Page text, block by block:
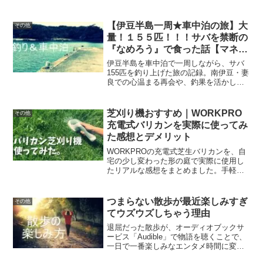
べき効果まで、体験談を交えて分かりや
すく解説します。
その他
【伊豆半島一周★車中泊の旅】大
量！１５５匹！！！サバを禁断の
『なめろう』で食った話【マネし
ないで下さい】
伊豆半島を車中泊で一周しながら、サバ
155匹を釣り上げた旅の記録。南伊豆・妻
良での心温まる再会や、釣果を活かした
の注意点を、実体験に基づき詳しく解説
します。
その他
芝刈り機おすすめ｜WORKPRO
充電式バリカンを実際に使ってみ
た感想とデメリット
WORKPROの充電式芝生バリカンを、自
宅の少し変わった形の庭で実際に使用し
たリアルな感想をまとめました。手軽さ
まで、購入前に知りたい情報を正直にレ
ビューします。
その他
つまらない散歩が最近楽しみすぎ
てウズウズしちゃう理由
退屈だった散歩が、オーディオブックサ
ービス「Audible」で物語を聴くことで、
一日で一番楽しみなエンタメ時間に変わ